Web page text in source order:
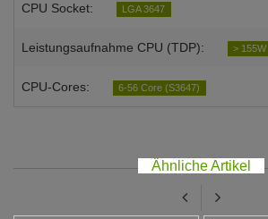
CPU Socket: LGA 3647
Leistungsaufnahme CPU (TDP): > 155W
CPU-Cores: 6-56 Core (S3647)
Ähnliche Artikel